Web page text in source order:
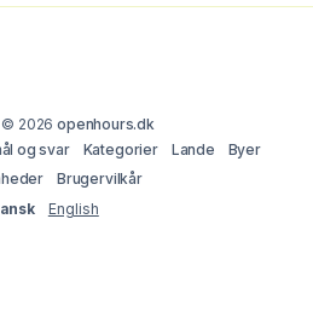
© 2026openhours.dk
og svar Kategorier Lande
Byer
Brugervilkår
English